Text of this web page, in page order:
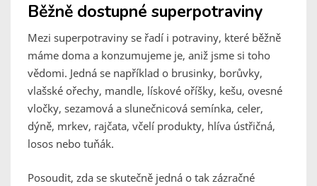
Běžně dostupné superpotraviny
Mezi superpotraviny se řadí i potraviny, které běžně
máme doma a konzumujeme je, aniž jsme si toho
vědomi. Jedná se například o brusinky, borůvky,
vlašské ořechy, mandle, lískové oříšky, kešu, ovesné
vločky, sezamová a slunečnicová semínka, celer,
dýně, mrkev, rajčata, včelí produkty, hlíva ústřičná,
losos nebo tuňák.
Posoudit, zda se skutečně jedná o tak zázračné